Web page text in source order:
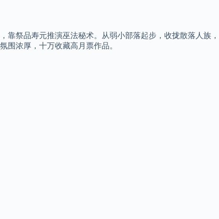
祭品寿元推演巫法秘术。从弱小部落起步，收拢散落人族，
围浓厚，十万收藏高月票作品。